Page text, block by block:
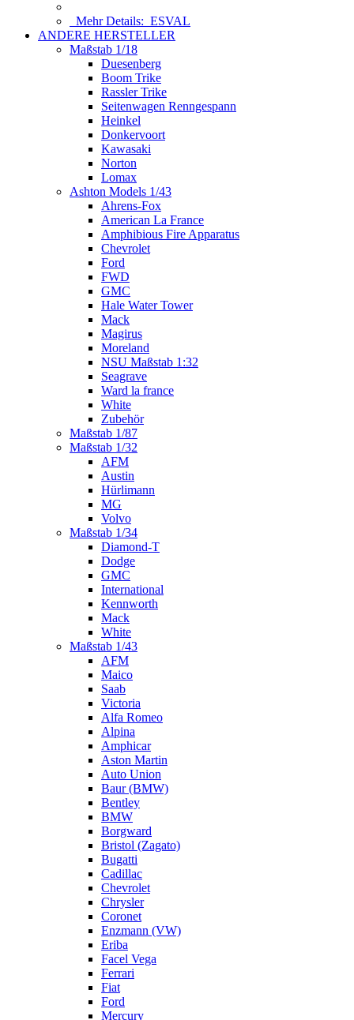
Mehr Details: ESVAL
ANDERE HERSTELLER
Maßstab 1/18
Duesenberg
Boom Trike
Rassler Trike
Seitenwagen Renngespann
Heinkel
Donkervoort
Kawasaki
Norton
Lomax
Ashton Models 1/43
Ahrens-Fox
American La France
Amphibious Fire Apparatus
Chevrolet
Ford
FWD
GMC
Hale Water Tower
Mack
Magirus
Moreland
NSU Maßstab 1:32
Seagrave
Ward la france
White
Zubehör
Maßstab 1/87
Maßstab 1/32
AFM
Austin
Hürlimann
MG
Volvo
Maßstab 1/34
Diamond-T
Dodge
GMC
International
Kennworth
Mack
White
Maßstab 1/43
AFM
Maico
Saab
Victoria
Alfa Romeo
Alpina
Amphicar
Aston Martin
Auto Union
Baur (BMW)
Bentley
BMW
Borgward
Bristol (Zagato)
Bugatti
Cadillac
Chevrolet
Chrysler
Coronet
Enzmann (VW)
Eriba
Facel Vega
Ferrari
Fiat
Ford
Mercury